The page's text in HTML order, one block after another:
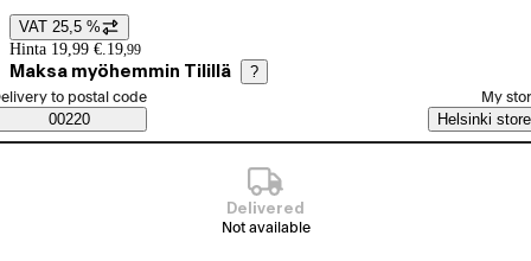
Price details
VAT 25,5 %
Hinta 19,99 €. 19,99
Maksa myöhemmin Tilillä ?
Saatavuustiedot
order method
to postal code
00220
My
Helsinki store
Delivered
Not available